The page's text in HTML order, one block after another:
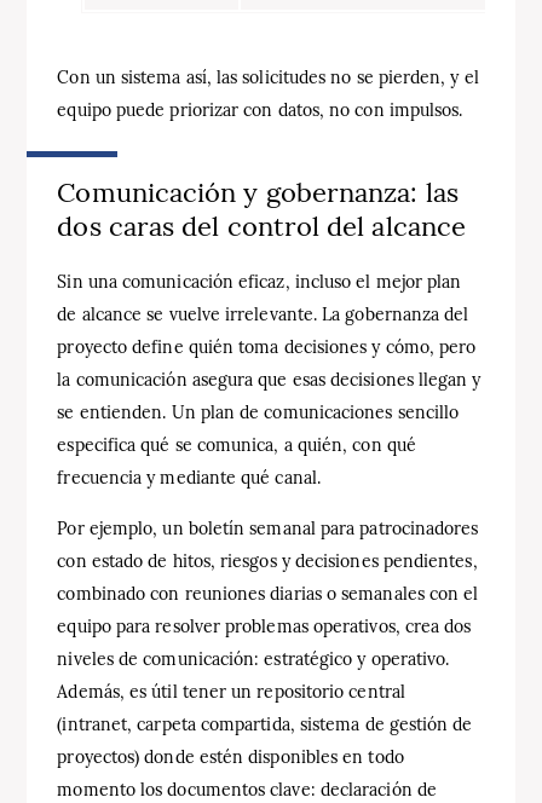
Con un sistema así, las solicitudes no se pierden, y el
equipo puede priorizar con datos, no con impulsos.
Comunicación y gobernanza: las
dos caras del control del alcance
Sin una comunicación eficaz, incluso el mejor plan
de alcance se vuelve irrelevante. La gobernanza del
proyecto define quién toma decisiones y cómo, pero
la comunicación asegura que esas decisiones llegan y
se entienden. Un plan de comunicaciones sencillo
especifica qué se comunica, a quién, con qué
frecuencia y mediante qué canal.
Por ejemplo, un boletín semanal para patrocinadores
con estado de hitos, riesgos y decisiones pendientes,
combinado con reuniones diarias o semanales con el
equipo para resolver problemas operativos, crea dos
niveles de comunicación: estratégico y operativo.
Además, es útil tener un repositorio central
(intranet, carpeta compartida, sistema de gestión de
proyectos) donde estén disponibles en todo
momento los documentos clave: declaración de